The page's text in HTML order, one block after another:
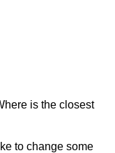
is the closest
to change some